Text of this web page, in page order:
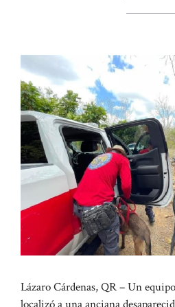
Lázaro Cárdenas, QR – Un